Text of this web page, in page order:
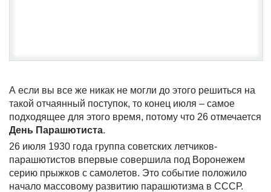
А если вы все же никак не могли до этого решиться на
такой отчаянный поступок, то конец июля – самое
подходящее для этого время, потому что 26 отмечается
День Парашютиста.
26 июля 1930 года группа советских летчиков-
парашютистов впервые совершила под Воронежем
серию прыжков с самолетов. Это событие положило
начало массовому развитию парашютизма в СССР.